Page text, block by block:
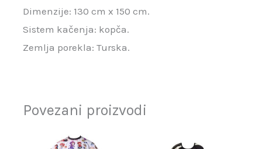
Dimenzije: 130 cm x 150 cm.
Sistem kačenja: kopča.
Zemlja porekla: Turska.
Povezani proizvodi